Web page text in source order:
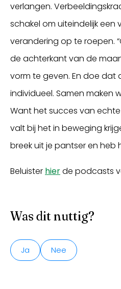
verlangen.
schakel om uiteindelijk een
verandering op te roepen.
de achterkant van de
vorm te geven. En doe dat
individueel. Samen maken
Want het succes van
valt bij het in beweging
breek uit je pantser en heb
Beluister hierde podcasts
Was dit nuttig?
Ja Nee